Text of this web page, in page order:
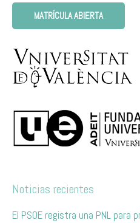
MATRÍCULA ABIERTA
Noticias recientes
El PSOE registra una PNL para